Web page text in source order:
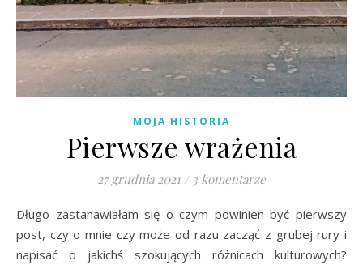
MOJA HISTORIA
Pierwsze wrażenia
27 grudnia 2021 / 3 komentarze
Długo zastanawiałam się o czym powinien być pierwszy
post, czy o mnie czy może od razu zacząć z grubej rury i
napisać o jakichś szokujących różnicach kulturowych?